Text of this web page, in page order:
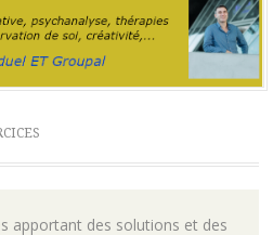
apportant des solutions et des